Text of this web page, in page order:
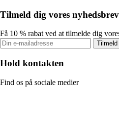
Tilmeld dig vores nyhedsbrev
Få 10 % rabat ved at tilmelde dig
Tilmeld
Hold kontakten
Find os på sociale medier